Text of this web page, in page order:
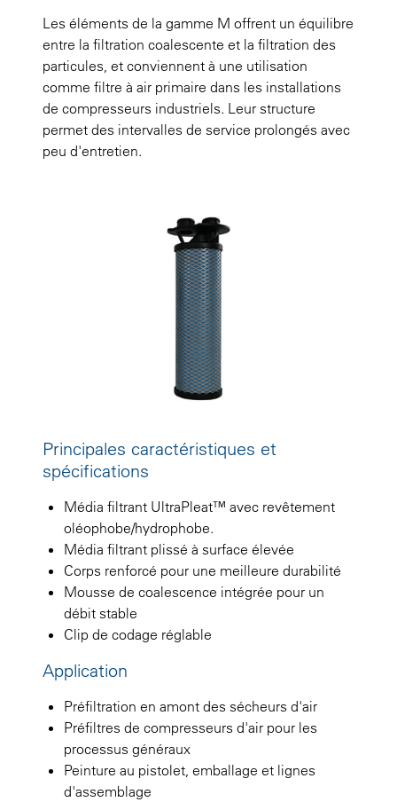
Les éléments de la gamme M offrent un équilibre
entre la filtration coalescente et la filtration des
particules, et conviennent à une utilisation
comme filtre à air primaire dans les installations
de compresseurs industriels. Leur structure
permet des intervalles de service prolongés avec
peu d'entretien.
Principales caractéristiques et
spécifications
Média filtrant UltraPleat™ avec revêtement
oléophobe/hydrophobe.
Média filtrant plissé à surface élevée
Corps renforcé pour une meilleure durabilité
Mousse de coalescence intégrée pour un
débit stable
Clip de codage réglable
Application
Préfiltration en amont des sécheurs d'air
Préfiltres de compresseurs d'air pour les
processus généraux
Peinture au pistolet, emballage et lignes
d'assemblage